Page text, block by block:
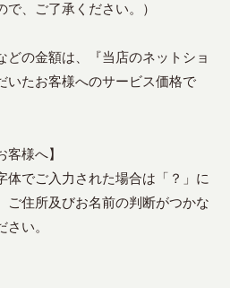
、ご了承ください。）
の金額は、『当店のネットショ
いたお客様へのサービス価格で
客様へ】
でご入力された場合は「？」に
ご住所及びお名前の判断がつかな
さい。